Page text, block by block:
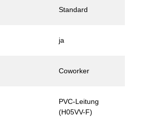
Standard
ja
Coworker
PVC-Leitung
(H05VV-F)